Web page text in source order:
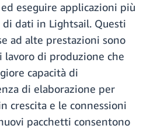
eseguire applicazioni più
dati in Lightsail. Questi
ad alte prestazioni sono
lavoro di produzione che
capacità di
di elaborazione per
crescita e le connessioni
pacchetti consentono